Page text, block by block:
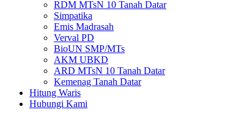
RDM MTsN 10 Tanah Datar
Simpatika
Emis Madrasah
Verval PD
BioUN SMP/MTs
AKM UBKD
ARD MTsN 10 Tanah Datar
Kemenag Tanah Datar
Hitung Waris
Hubungi Kami